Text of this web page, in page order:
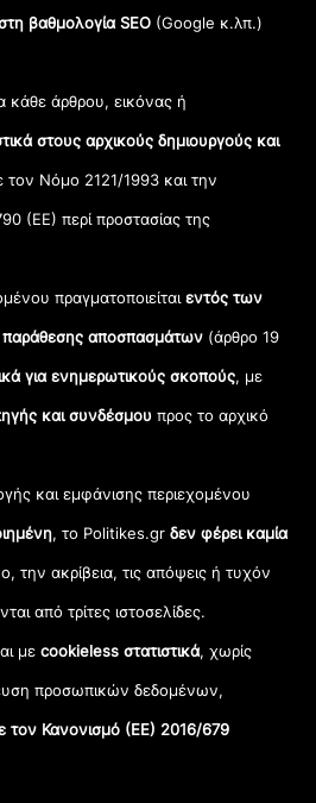
βαθμολογία SEO (Google κ.λπ.)
κάθε άρθρου, εικόνας ή
στους αρχικούς δημιουργούς και
Νόμο 2121/1993 και την
(ΕΕ) περί προστασίας της
πραγματοποιείταιεντός των
παράθεσης αποσπασμάτων (άρθρο 19
για ενημερωτικούς σκοπούς, με
και συνδέσμου προς το αρχικό
και εμφάνισης περιεχομένου
, το Politikes.grδεν φέρει καμία
την ακρίβεια, τις απόψεις ή τυχόν
από τρίτες ιστοσελίδες.
μεcookieless στατιστικά, χωρίς
προσωπικών δεδομένων,
Κανονισμό (ΕΕ) 2016/679